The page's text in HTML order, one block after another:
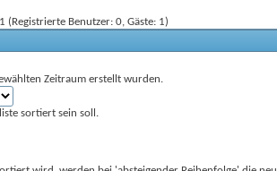
(Registrierte Benutzer: 0, Gäste: 1)
Zeitraum erstellt wurden.
sortiert sein soll.